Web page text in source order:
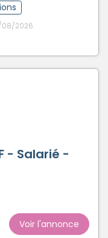
08/2026
- Salarié -
Voir l'annonce